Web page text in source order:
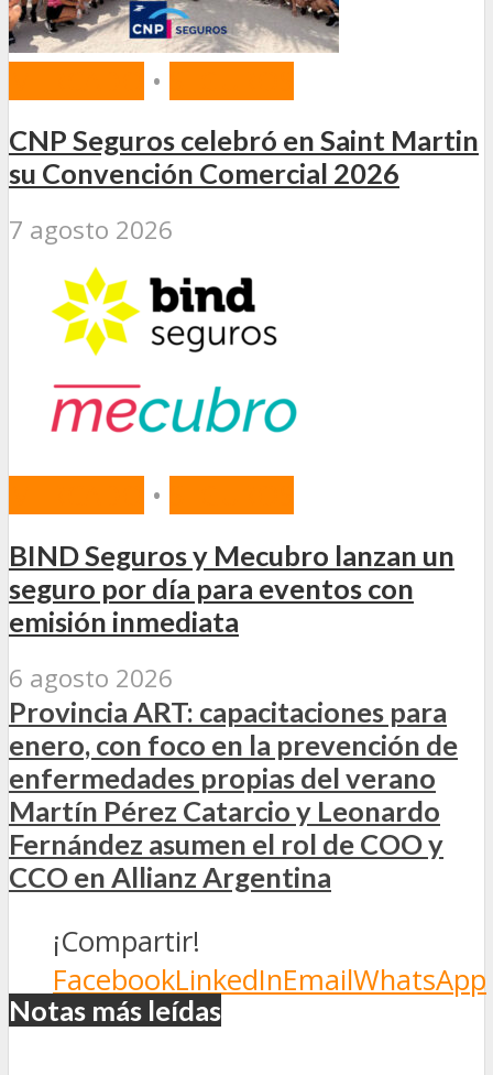
•
CNP Seguros celebró en Saint Martin
su Convención Comercial 2026
7 agosto 2026
•
BIND Seguros y Mecubro lanzan un
seguro por día para eventos con
emisión inmediata
6 agosto 2026
Provincia ART: capacitaciones para
enero, con foco en la prevención de
enfermedades propias del verano
Martín Pérez Catarcio y Leonardo
Fernández asumen el rol de COO y
CCO en Allianz Argentina
¡Compartir!
FacebookLinkedInEmailWhatsApp
Notas más leídas